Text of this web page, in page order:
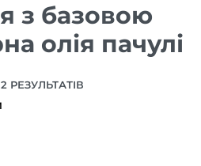
з базовою
олія пачулі
РЕЗУЛЬТАТІВ